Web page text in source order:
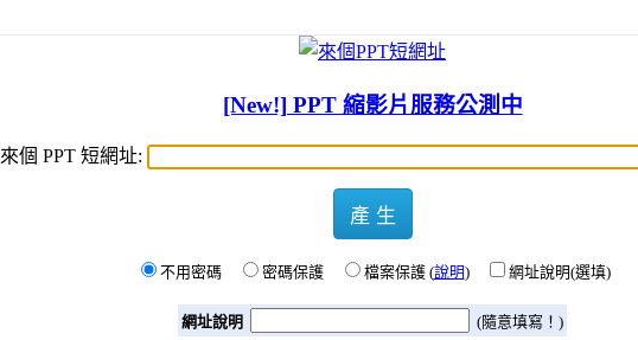
[New!] PPT 縮影片服務公測中
來個 PPT 短網址:
產 生
不用密碼 密碼保護 檔案保護 (說明) 網址說明(選填)
網址說明 (隨意填寫！)